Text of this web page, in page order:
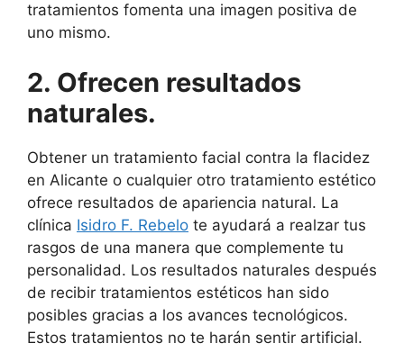
tratamientos fomenta una imagen positiva de
uno mismo.
2. Ofrecen resultados
naturales.
Obtener un tratamiento facial contra la flacidez
en Alicante o cualquier otro tratamiento estético
ofrece resultados de apariencia natural. La
clínica Isidro F. Rebelo te ayudará a realzar tus
rasgos de una manera que complemente tu
personalidad. Los resultados naturales después
de recibir tratamientos estéticos han sido
posibles gracias a los avances tecnológicos.
Estos tratamientos no te harán sentir artificial.